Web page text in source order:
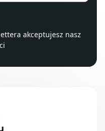
akceptujesz nasz